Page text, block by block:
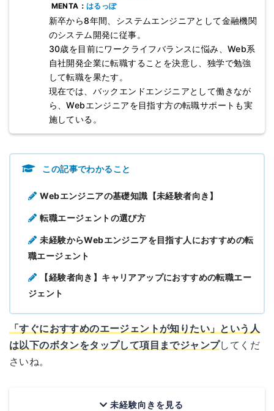
MENTA： はるっぽ
新卒から8年間、システムエンジニアとして金融機関
のシステム開発に従事。
30歳を目前にワークライフバランスに悩み、Web系
自社開発企業に転職することを決意し、独学で勉強
して転職を果たす。
現在では、バックエンドエンジニアとして働きなが
ら、Webエンジニアを目指す方の転職サポートも実
施している。
この記事でわかること
Webエンジニアの基礎知識【未経験者向き】
転職エージェントの選び方
未経験からWebエンジニアを目指す人におすすめの転
職エージェント
【経験者向き】キャリアアップにおすすめの転職エー
ジェント
「すぐにおすすめのエージェントが知りたい」という人
は以下のボタンをタップして項目までジャンプしてくだ
さいね。
未経験向きを見る